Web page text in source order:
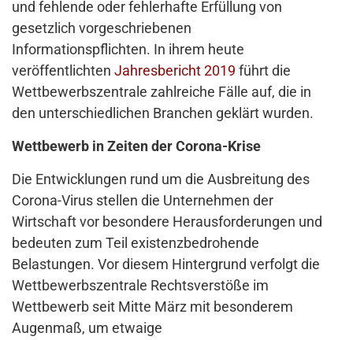
und fehlende oder fehlerhafte Erfüllung von
gesetzlich vorgeschriebenen
Informationspflichten. In ihrem heute
veröffentlichten Jahresbericht 2019 führt die
Wettbewerbszentrale zahlreiche Fälle auf, die in
den unterschiedlichen Branchen geklärt wurden.
Wettbewerb in Zeiten der Corona-Krise
Die Entwicklungen rund um die Ausbreitung des
Corona-Virus stellen die Unternehmen der
Wirtschaft vor besondere Herausforderungen und
bedeuten zum Teil existenzbedrohende
Belastungen. Vor diesem Hintergrund verfolgt die
Wettbewerbszentrale Rechtsverstöße im
Wettbewerb seit Mitte März mit besonderem
Augenmaß, um etwaige